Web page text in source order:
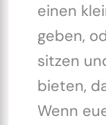
einen
geben,
sitzen
bieten,
Wenn